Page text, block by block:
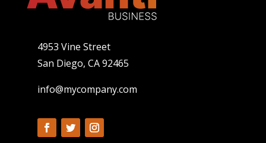
4953 Vine Street
San Diego, CA 92465
info@mycompany.com